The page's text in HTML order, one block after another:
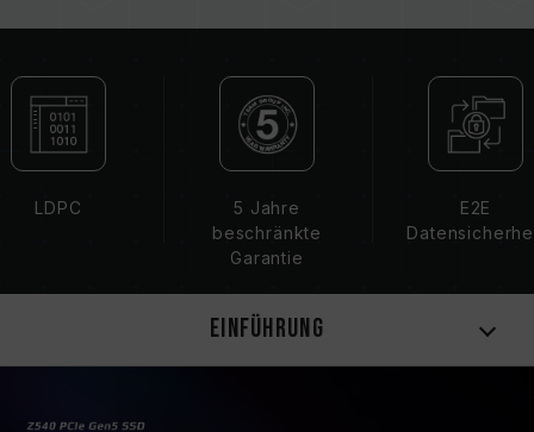
Chinesisches Gebrauchsmuster (Zertifikat
S.M.A.R.T. patentierte Software
Taiwanisches Erfindungspatent: I751753
LDPC
5 Jahre
beschränkte
Garantie
E2E
Einführung